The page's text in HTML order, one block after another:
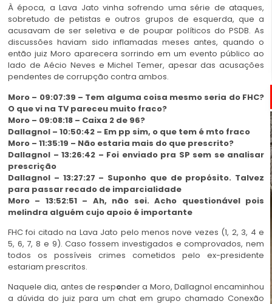
À época, a Lava Jato vinha sofrendo uma série de ataques,
sobretudo de petistas e outros grupos de esquerda, que a
acusavam de ser seletiva e de poupar políticos do PSDB. As
discussões haviam sido inflamadas meses antes, quando o
então juiz Moro aparecera sorrindo em um evento público ao
lado de Aécio Neves e Michel Temer, apesar das acusações
pendentes de corrupção contra ambos.
Moro – 09:07:39 – Tem alguma coisa mesmo seria do FHC?
O que vi na TV pareceu muito fraco?
Moro – 09:08:18 – Caixa 2 de 96?
Dallagnol – 10:50:42 – Em pp sim, o que tem é mto fraco
Moro – 11:35:19 – Não estaria mais do que prescrito?
Dallagnol – 13:26:42 – Foi enviado pra SP sem se analisar
prescrição
Dallagnol – 13:27:27 – Suponho que de propósito. Talvez
para passar recado de imparcialidade
Moro – 13:52:51 – Ah, não sei. Acho questionável pois
melindra alguém cujo apoio é importante
FHC foi citado na Lava Jato pelo menos nove vezes (1, 2, 3, 4 e
5, 6, 7, 8 e 9). Caso fossem investigados e comprovados, nem
todos os possíveis crimes cometidos pelo ex-presidente
estariam prescritos.
Naquele dia, antes de responder a Moro, Dallagnol encaminhou
a dúvida do juiz para um chat em grupo chamado Conexão